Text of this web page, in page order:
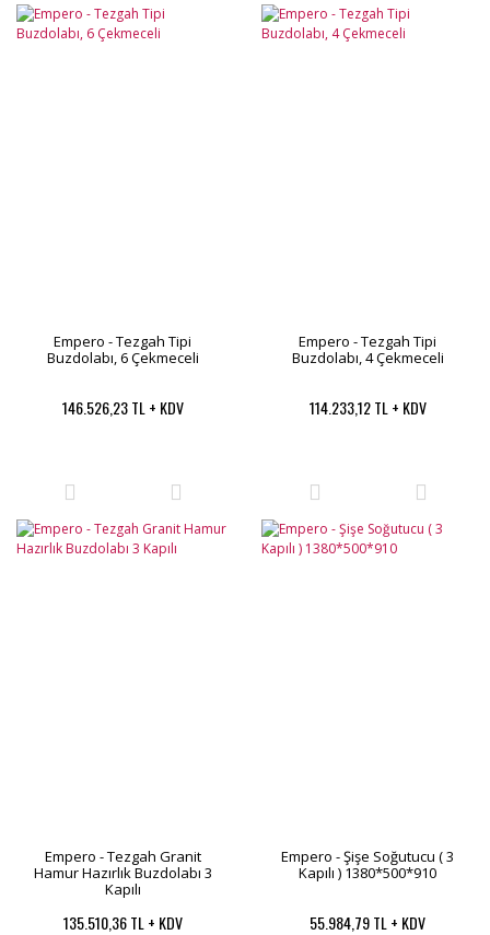
Empero - Tezgah Tipi
Buzdolabı, 6 Çekmeceli
146.526,23 TL + KDV
Empero - Tezgah Tipi
Buzdolabı, 4 Çekmeceli
114.233,12 TL + KDV
Empero - Tezgah Granit
Hamur Hazırlık Buzdolabı 3
Kapılı
135.510,36 TL + KDV
Empero - Şişe Soğutucu ( 3
Kapılı ) 1380*500*910
55.984,79 TL + KDV